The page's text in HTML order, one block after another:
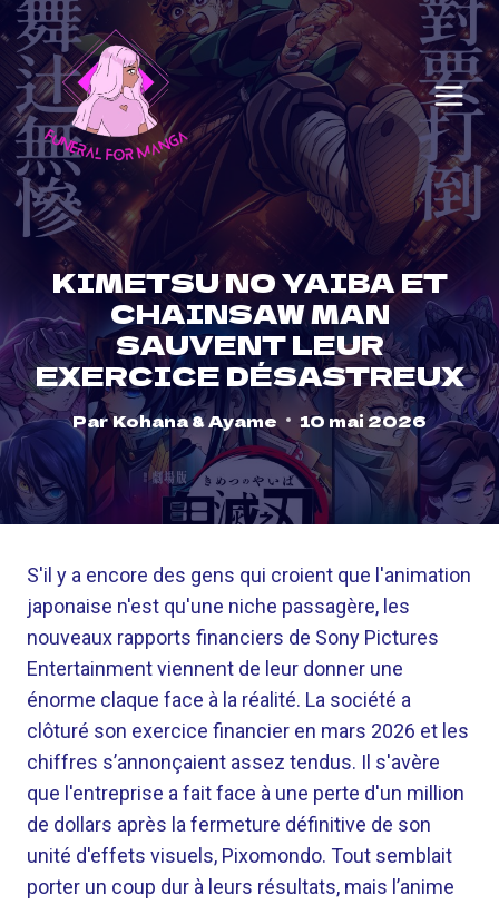
Skip
to
content
KIMETSU NO YAIBA ET
CHAINSAW MAN
SAUVENT LEUR
EXERCICE DÉSASTREUX
ParKohana & Ayame 10 mai 2026
S'il y a encore des gens qui croient que l'animation
japonaise n'est qu'une niche passagère, les
nouveaux rapports financiers de Sony Pictures
Entertainment viennent de leur donner une
énorme claque face à la réalité. La société a
clôturé son exercice financier en mars 2026 et les
chiffres s’annonçaient assez tendus. Il s'avère
que l'entreprise a fait face à une perte d'un million
de dollars après la fermeture définitive de son
unité d'effets visuels, Pixomondo. Tout semblait
porter un coup dur à leurs résultats, mais l’anime